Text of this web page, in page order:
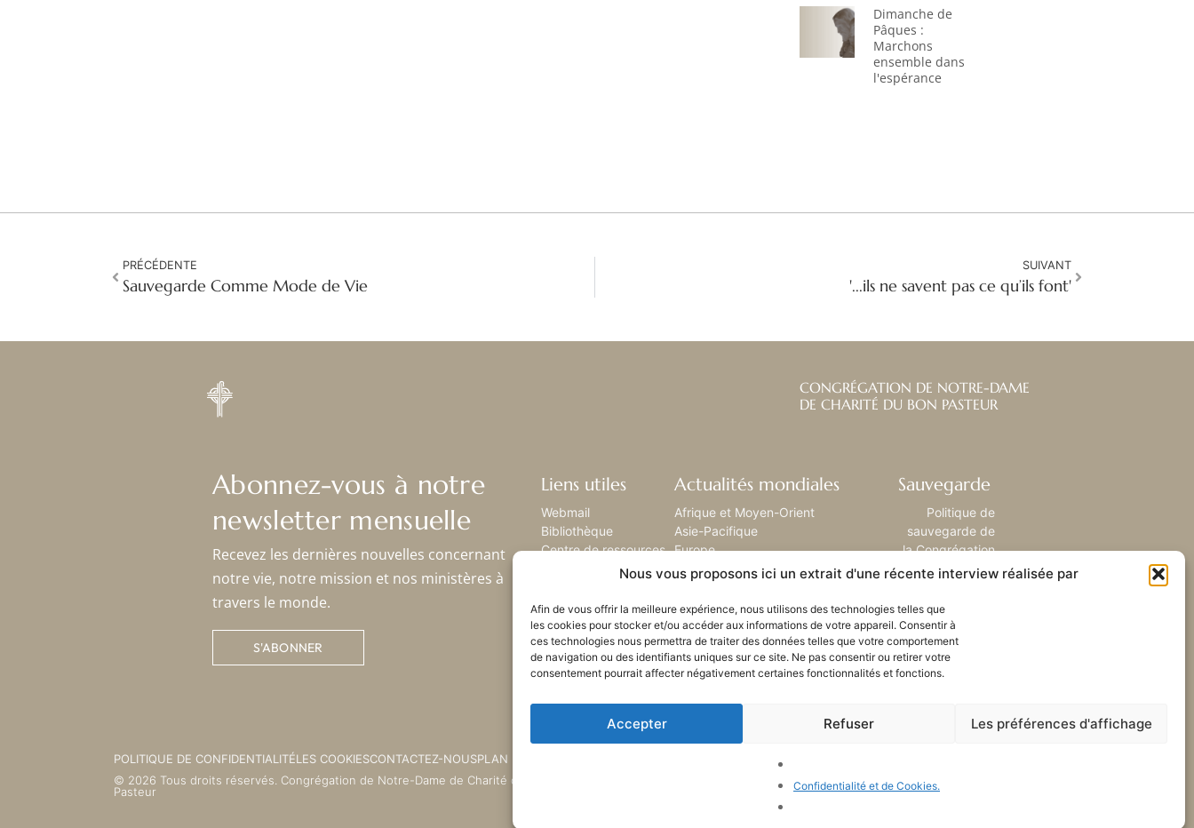
Nous vous proposons ici un extrait d'une récente interview réalisée par
Afin de vous offrir la meilleure expérience, nous utilisons des technologies telles que
les cookies pour stocker et/ou accéder aux informations de votre appareil. Consentir à
ces technologies nous permettra de traiter des données telles que votre comportement
de navigation ou des identifiants uniques sur ce site. Ne pas consentir ou retirer votre
consentement pourrait affecter négativement certaines fonctionnalités et fonctions.
Accepter Refuser Les préférences d'affichage
Confidentialité et de Cookies.
Dimanche de
Pâques :
Marchons
ensemble dans
l'espérance
PRÉCÉDENTE
Sauvegarde Comme Mode de Vie
SUIVANT
'...ils ne savent pas ce qu’ils font'
CONGRÉGATION DE NOTRE-DAME
DE CHARITÉ DU BON PASTEUR
Abonnez-vous à notre
newsletter mensuelle
Recevez les dernières nouvelles concernant
notre vie, notre mission et nos ministères à
travers le monde.
S'ABONNER
Liens utiles
Webmail
Bibliothèque
Centre de ressources
Envoyez-nous votre
Plan du site
Actualités mondiales
Afrique et Moyen-Orient
Asie-Pacifique
Europe
Amérique latine
Sauvegarde
Politique de
sauvegarde de
la Congrégation
POLITIQUE DE CONFIDENTIALITÉLES COOKIESCONTACTEZ-NOUSPLAN DU SITE
© 2026 Tous droits réservés. Congrégation de Notre-Dame de Charité du Bon
Pasteur